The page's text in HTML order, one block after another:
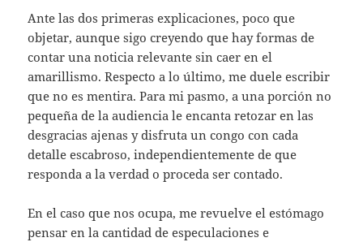
Ante las dos primeras explicaciones, poco que
objetar, aunque sigo creyendo que hay formas de
contar una noticia relevante sin caer en el
amarillismo. Respecto a lo último, me duele escribir
que no es mentira. Para mi pasmo, a una porción no
pequeña de la audiencia le encanta retozar en las
desgracias ajenas y disfruta un congo con cada
detalle escabroso, independientemente de que
responda a la verdad o proceda ser contado.
En el caso que nos ocupa, me revuelve el estómago
pensar en la cantidad de especulaciones e